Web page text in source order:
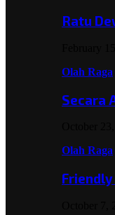
Ratu
Olah Raga
Secara
Olah Raga